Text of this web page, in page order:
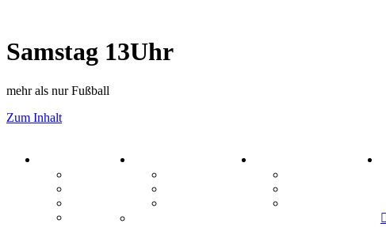
Samstag 13Uhr
mehr als nur Fußball
Zum Inhalt
Mastodon